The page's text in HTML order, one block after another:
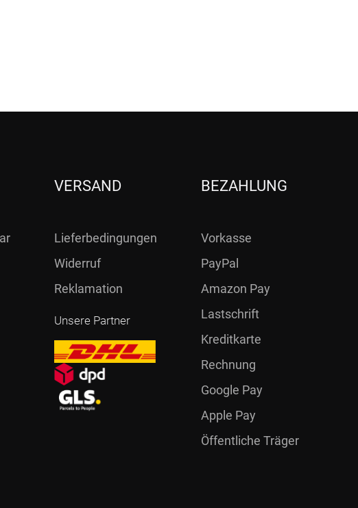
VERSAND
Lieferbedingungen
Widerruf
Reklamation
Unsere Partner
BEZAHLUNG
Vorkasse
PayPal
Amazon Pay
Lastschrift
Kreditkarte
Rechnung
Google Pay
Apple Pay
Öffentliche Träger